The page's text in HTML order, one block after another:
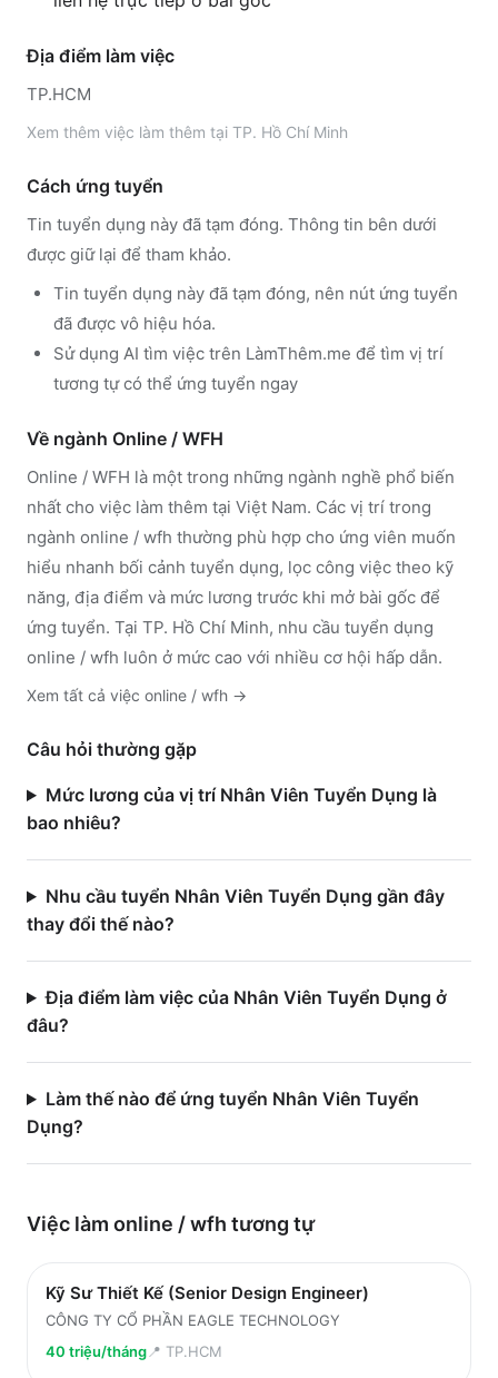
Địa điểm làm việc
TP.HCM
Xem thêm việc làm thêm tại TP. Hồ Chí Minh
Cách ứng tuyển
Tin tuyển dụng này đã tạm đóng. Thông tin bên dưới
được giữ lại để tham khảo.
Tin tuyển dụng này đã tạm đóng, nên nút ứng tuyển
đã được vô hiệu hóa.
Sử dụng AI tìm việc trên LàmThêm.me để tìm vị trí
tương tự có thể ứng tuyển ngay
Về ngành Online / WFH
Online / WFH là một trong những ngành nghề phổ biến
nhất cho việc làm thêm tại Việt Nam. Các vị trí trong
ngành online / wfh thường phù hợp cho ứng viên muốn
hiểu nhanh bối cảnh tuyển dụng, lọc công việc theo kỹ
năng, địa điểm và mức lương trước khi mở bài gốc để
ứng tuyển. Tại TP. Hồ Chí Minh, nhu cầu tuyển dụng
online / wfh luôn ở mức cao với nhiều cơ hội hấp dẫn.
Xem tất cả việc online / wfh →
Câu hỏi thường gặp
Mức lương của vị trí Nhân Viên Tuyển Dụng là
bao nhiêu?
Nhu cầu tuyển Nhân Viên Tuyển Dụng gần đây
thay đổi thế nào?
Địa điểm làm việc của Nhân Viên Tuyển Dụng ở
đâu?
Làm thế nào để ứng tuyển Nhân Viên Tuyển
Dụng?
Việc làm online / wfh tương tự
Kỹ Sư Thiết Kế (Senior Design Engineer)
CÔNG TY CỔ PHẦN EAGLE TECHNOLOGY
40 triệu/tháng📍 TP.HCM